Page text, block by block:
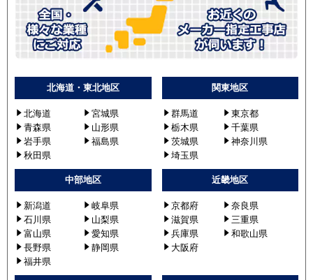
北海道・東北地区
北海道
宮城県
青森県
山形県
岩手県
福島県
秋田県
関東地区
群馬道
東京都
栃木県
千葉県
茨城県
神奈川県
埼玉県
中部地区
新潟道
岐阜県
石川県
山梨県
富山県
愛知県
長野県
静岡県
福井県
近畿地区
京都府
奈良県
滋賀県
三重県
兵庫県
和歌山県
大阪府